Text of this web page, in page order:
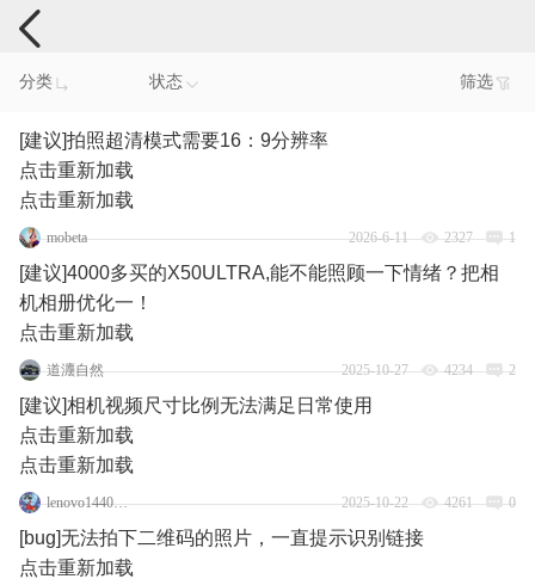
手机反馈
分类 状态 筛选
[建议]拍照超清模式需要16：9分辨率
点击重新加载
点击重新加载
mobeta 2026-6-11 2327 1
[建议]4000多买的X50ULTRA,能不能照顾一下情绪？把相
机相册优化一！
点击重新加载
道灋自然 2025-10-27 4234 2
[建议]相机视频尺寸比例无法满足日常使用
点击重新加载
点击重新加载
lenovo144050378 2025-10-22 4261 0
[bug]无法拍下二维码的照片，一直提示识别链接
点击重新加载